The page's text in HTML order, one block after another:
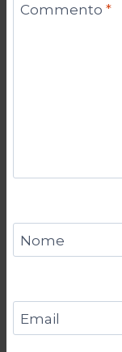
Commento *
Nome
Email